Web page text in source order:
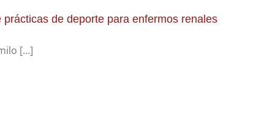
de deporte para enfermos renales
[...]